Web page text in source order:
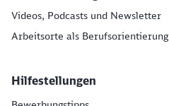
Videos, Podcasts und Newsletter
Arbeitsorte als Berufsorientierung
Hilfestellungen